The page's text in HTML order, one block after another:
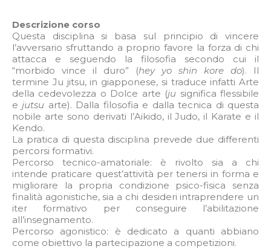
Descrizione corso
Questa disciplina si basa sul principio di vincere
l’avversario sfruttando a proprio favore la forza di chi
attacca e seguendo la filosofia secondo cui il
“morbido vince il duro” (hey yo shin kore do). Il
termine Ju jitsu, in giapponese, si traduce infatti Arte
della cedevolezza o Dolce arte (ju significa flessibile
e jutsu arte). Dalla filosofia e dalla tecnica di questa
nobile arte sono derivati l’Aikido, il Judo, il Karate e il
Kendo.
La pratica di questa disciplina prevede due differenti
percorsi formativi.
Percorso tecnico-amatoriale: è rivolto sia a chi
intende praticare quest’attività per tenersi in forma e
migliorare la propria condizione psico-fisica senza
finalità agonistiche, sia a chi desideri intraprendere un
iter formativo per conseguire l’abilitazione
all’insegnamento.
Percorso agonistico: è dedicato a quanti abbiano
come obiettivo la partecipazione a competizioni.